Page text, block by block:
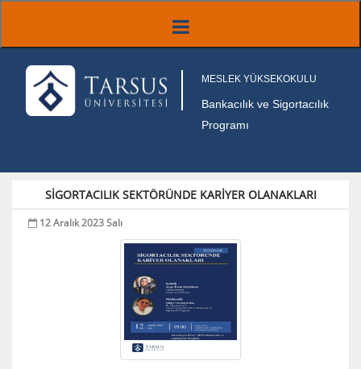
MESLEK YÜKSEKOKULU
Bankacılık ve Sigortacılık
Programı
SİGORTACILIK SEKTÖRÜNDE KARİYER OLANAKLARI
12 Aralık 2023 Salı